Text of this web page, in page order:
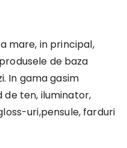
mare, in principal,
de baza
In gama gasim
de ten, iluminator,
uri,pensule, farduri